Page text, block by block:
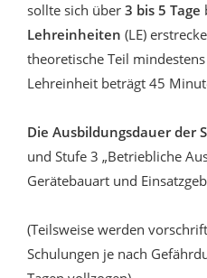
sollte sich über 3 bis 5 Tage
Lehreinheiten (LE)
theoretische Teil
Lehreinheit beträgt 45
Die Ausbildungsdauer der
und Stufe 3 „Betriebliche
Gerätebauart und
(Teilsweise werden
Schulungen je nach